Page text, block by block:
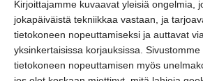
Kirjoittajamme kuvaavat yleisiä ongelmia,
jokapäiväistä tekniikkaa vastaan, ja
tietokoneen nopeuttamiseksi ja auttavat
yksinkertaisissa korjauksissa.
tietokoneen nopeuttamisen myös